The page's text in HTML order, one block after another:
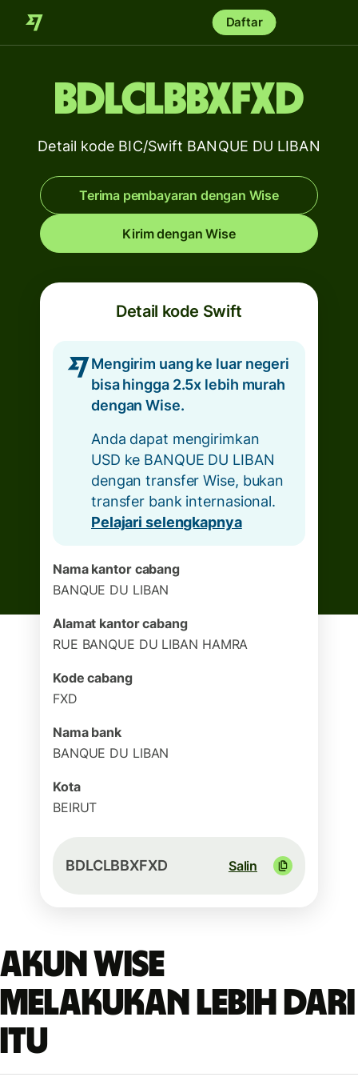
Daftar
BDLCLBBXFXD
Detail kode BIC/Swift BANQUE DU LIBAN
Terima pembayaran dengan Wise
Kirim dengan Wise
Detail kode Swift
Mengirim uang ke luar negeri
bisa hingga 2.5x lebih murah
dengan Wise.
Anda dapat mengirimkan
USD ke BANQUE DU LIBAN
dengan transfer Wise, bukan
transfer bank internasional.
Pelajari selengkapnya
Nama kantor cabang
BANQUE DU LIBAN
Alamat kantor cabang
RUE BANQUE DU LIBAN HAMRA
Kode cabang
FXD
Nama bank
BANQUE DU LIBAN
Kota
BEIRUT
BDLCLBBXFXD Salin
Akun Wise
melakukan lebih dari
itu